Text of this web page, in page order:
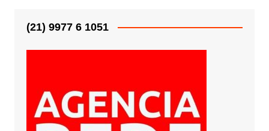
(21) 9977 6 1051